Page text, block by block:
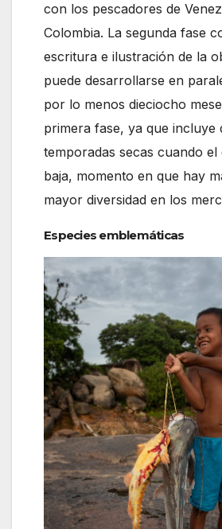
con los pescadores de
Colombia. La segunda fase
escritura e ilustración de la
puede desarrollarse en
por lo menos dieciocho
primera fase, ya que incluye
temporadas secas cuando
baja, momento en que hay
mayor diversidad en los
Especies emblemáticas